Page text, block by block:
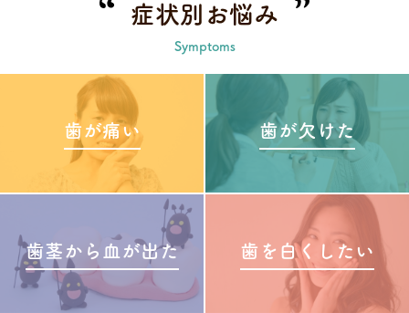
症状別お悩み
Symptoms
歯が痛い 歯が欠けた
歯茎から血が出た 歯を白くしたい